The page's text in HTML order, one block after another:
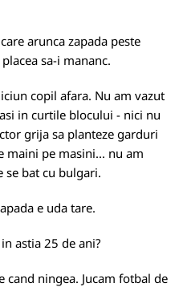
arunca zapada peste
sa-i mananc.
copil afara. Nu am vazut
in curtile blocului - nici nu
grija sa planteze garduri
maini pe masini... nu am
se bat cu bulgari.
e uda tare.
astia 25 de ani?
ningea. Jucam fotbal de